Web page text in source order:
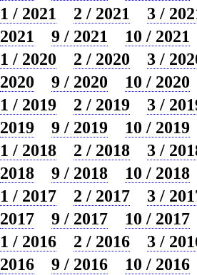
1 / 2021
2 / 2021
3 /
2021
9 / 2021
10 / 2021
1 / 2020
2 / 2020
3 /
2020
9 / 2020
10 / 2020
1 / 2019
2 / 2019
3 /
2019
9 / 2019
10 / 2019
1 / 2018
2 / 2018
3 /
2018
9 / 2018
10 / 2018
1 / 2017
2 / 2017
3 /
2017
9 / 2017
10 / 2017
1 / 2016
2 / 2016
3 /
2016
9 / 2016
10 / 2016